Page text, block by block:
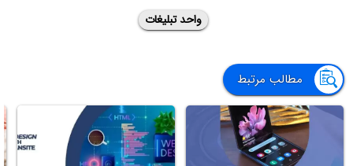
واحد تبلیغات
مطالب مرتبط